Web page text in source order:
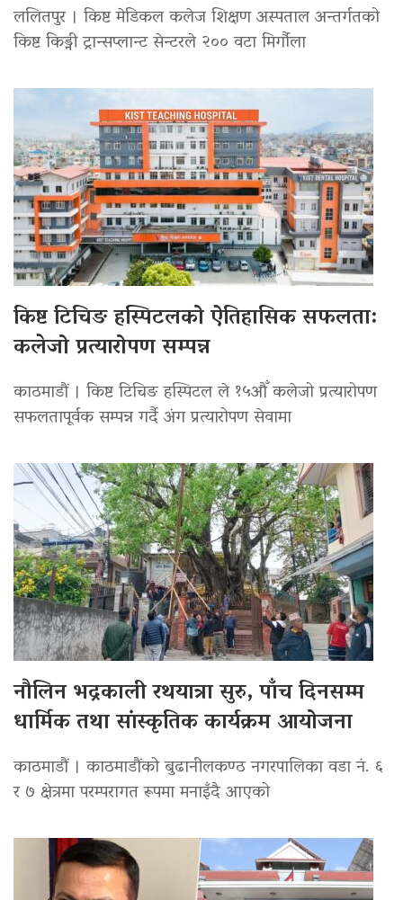
ललितपुर । किष्ट मेडिकल कलेज शिक्षण अस्पताल अन्तर्गतको
किष्ट किड्नी ट्रान्सप्लान्ट सेन्टरले २०० वटा मिर्गौला
किष्ट टिचिङ हस्पिटलको ऐतिहासिक सफलता:
कलेजो प्रत्यारोपण सम्पन्न
काठमाडौं । किष्ट टिचिङ हस्पिटल ले १५औँ कलेजो प्रत्यारोपण
सफलतापूर्वक सम्पन्न गर्दै अंग प्रत्यारोपण सेवामा
नौलिन भद्रकाली रथयात्रा सुरु, पाँच दिनसम्म
धार्मिक तथा सांस्कृतिक कार्यक्रम आयोजना
काठमाडौं । काठमाडौंको बुढानीलकण्ठ नगरपालिका वडा नं. ६
र ७ क्षेत्रमा परम्परागत रूपमा मनाइँदै आएको